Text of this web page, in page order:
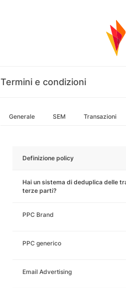
Termini e condizioni
Generale SEM Transazioni
Definizione policy
Hai un sistema di deduplica delle
terze parti?
PPC Brand
PPC generico
Email Advertising